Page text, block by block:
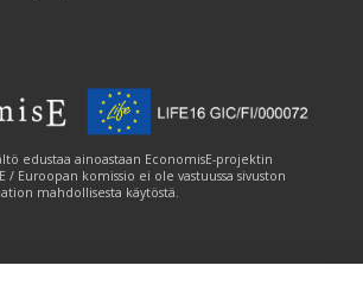
edustaa ainoastaan EconomisE-projektin
/ Euroopan komissio ei ole vastuussa sivuston
mahdollisesta käytöstä.